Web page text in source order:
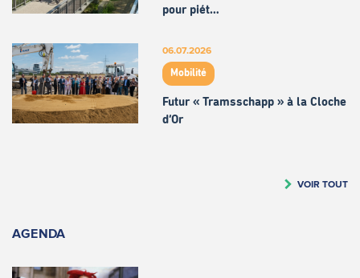
pour piét…
06.07.2026
Mobilité
Futur « Tramsschapp » à la Cloche
d’Or
VOIR TOUT
AGENDA